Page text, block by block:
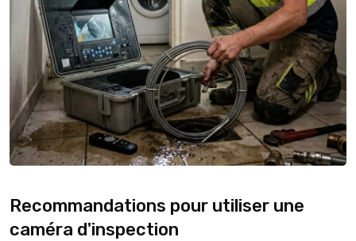
Recommandations pour utiliser une
caméra d'inspection